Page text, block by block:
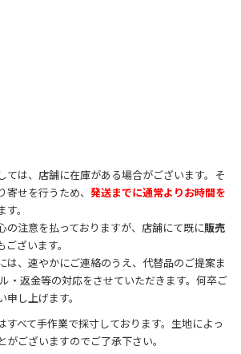
は、店舗に在庫がある場合がございます。そ
寄せを行うため、発送までに通常よりお時間を
。
の注意を払っておりますが、店舗にて既に販売
ざいます。
は、速やかにご連絡のうえ、代替品のご提案ま
・返金等の対応をさせていただきます。何卒ご
し上げます。
べて手作業で採寸しております。生地によっ
ございますのでご了承下さい。